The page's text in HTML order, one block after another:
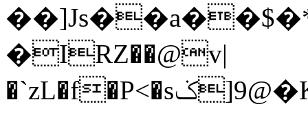
�IRZ��@v|
�`zL�f�P<�sݢ]9@�K"��c�E��bp����]���\ү�A����BG